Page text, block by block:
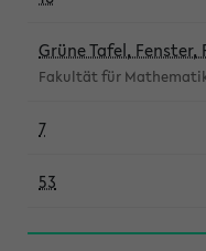
Grüne Tafel,
Fakultät für
7
53